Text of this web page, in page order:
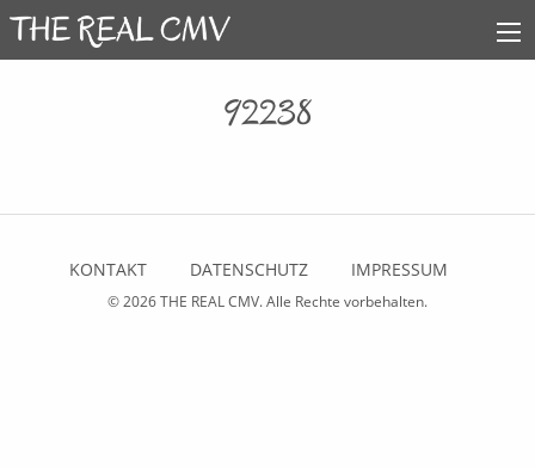
92238
KONTAKT DATENSCHUTZ IMPRESSUM
© 2026THE REAL CMV. Alle Rechte vorbehalten.